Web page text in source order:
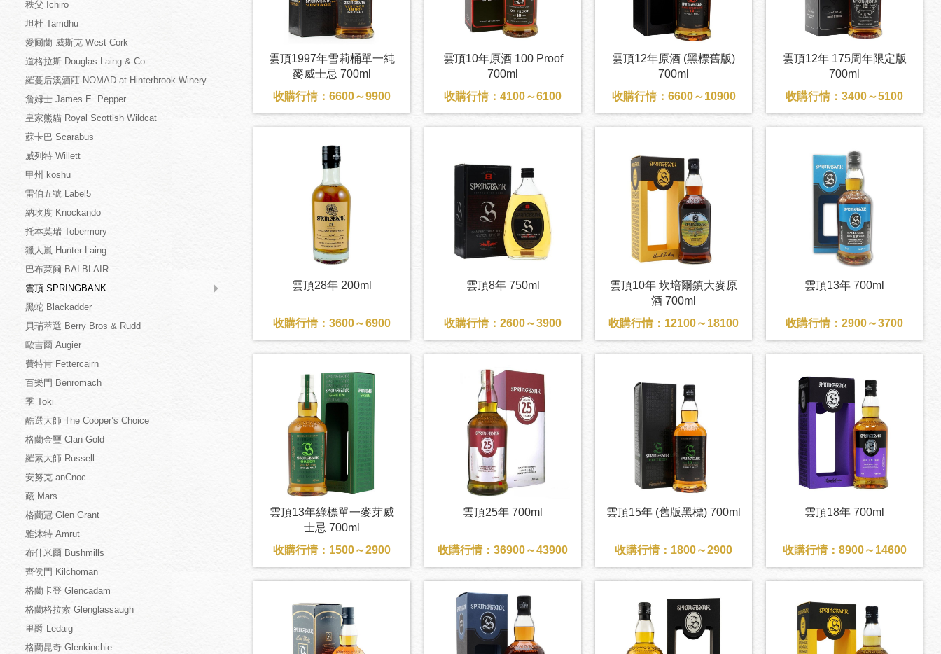
秩父 Ichiro
坦杜 Tamdhu
愛爾蘭 威斯克 West Cork
道格拉斯 Douglas Laing & Co
羅蔓后溪酒莊 NOMAD at Hinterbrook Winery
詹姆士 James E. Pepper
皇家熊貓 Royal Scottish Wildcat
蘇卡巴 Scarabus
威列特 Willett
甲州 koshu
雷伯五號 Label5
納坎度 Knockando
托本莫瑞 Tobermory
獵人嵐 Hunter Laing
巴布萊爾 BALBLAIR
雲頂 SPRINGBANK
黑蛇 Blackadder
貝瑞萃選 Berry Bros & Rudd
歐吉爾 Augier
費特肯 Fettercairn
百樂門 Benromach
季 Toki
酷選大師 The Cooper’s Choice
格蘭金璽 Clan Gold
羅素大師 Russell
安努克 anCnoc
藏 Mars
格蘭冠 Glen Grant
雅沐特 Amrut
布什米爾 Bushmills
齊侯門 Kilchoman
格蘭卡登 Glencadam
格蘭格拉索 Glenglassaugh
里爵 Ledaig
格蘭昆奇 Glenkinchie
雲頂1997年雪莉桶單一純
麥威士忌 700ml
收購行情：6600～9900
雲頂10年原酒 100 Proof
700ml
收購行情：4100～6100
雲頂12年原酒 (黑標舊版)
700ml
收購行情：6600～10900
雲頂12年 175周年限定版
700ml
收購行情：3400～5100
雲頂28年 200ml
收購行情：3600～6900
雲頂8年 750ml
收購行情：2600～3900
雲頂10年 坎培爾鎮大麥原
酒 700ml
收購行情：12100～18100
雲頂13年 700ml
收購行情：2900～3700
雲頂13年綠標單一麥芽威
士忌 700ml
收購行情：1500～2900
雲頂25年 700ml
收購行情：36900～43900
雲頂15年 (舊版黑標) 700ml
收購行情：1800～2900
雲頂18年 700ml
收購行情：8900～14600